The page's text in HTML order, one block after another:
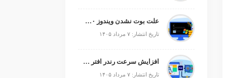
علت بوت نشدن ویندوز ۱۰ و ۱۱ + آموزش رفع مشکل (راهنمای گام‌به‌گام)
تاریخ انتشار: ۷ مرداد ۱۴۰۵
افزایش سرعت رندر افتر افکت؛ رفع کندی After Effects
تاریخ انتشار: ۷ مرداد ۱۴۰۵